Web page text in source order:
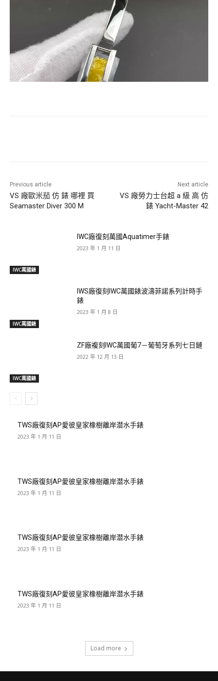
Previous article
VS 廠歐米茄 仿 錶 哪裡 買
Seamaster Diver 300 M
Next article
VS 廠勞力士台超 a 級 高 仿
錶 Yacht-Master 42
IWC萬國錶
IWC廠復刻萬國Aquatimer手錶
2023 年 1 月 11 日
IWC萬國錶
IWS廠復刻IWC萬國錶波濤菲諾系列計時手
錶
2023 年 1 月 8 日
IWC萬國錶
ZF廠複刻IWC萬國葡7－葡萄牙系列七日鏈
2022 年 12 月 13 日
TWS廠復刻AP愛彼皇家橡樹離岸潜水手錶
2023 年 1 月 11 日
TWS廠復刻AP愛彼皇家橡樹離岸潜水手錶
2023 年 1 月 11 日
TWS廠復刻AP愛彼皇家橡樹離岸潜水手錶
2023 年 1 月 11 日
TWS廠復刻AP愛彼皇家橡樹離岸潜水手錶
2023 年 1 月 11 日
Load more